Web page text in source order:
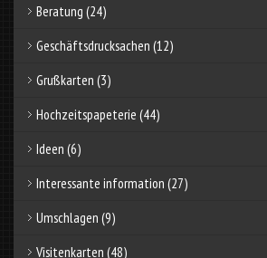
Beratung (24)
Geschäftsdrucksachen (12)
Grußkarten (3)
Hochzeitspapeterie (44)
Ideen (6)
Interessante information (27)
Umschlagen (9)
Visitenkarten (48)